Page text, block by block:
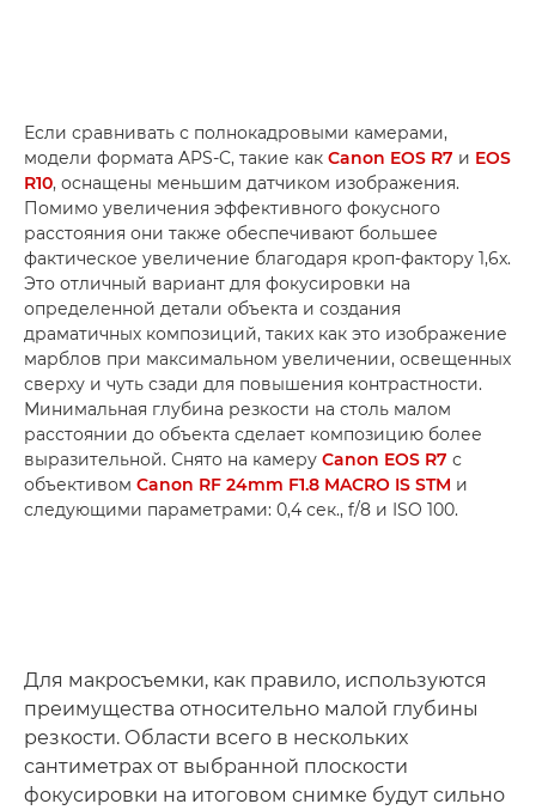
Если сравнивать с полнокадровыми камерами,
модели формата APS-C, такие как Canon EOS R7 и EOS
R10, оснащены меньшим датчиком изображения.
Помимо увеличения эффективного фокусного
расстояния они также обеспечивают большее
фактическое увеличение благодаря кроп-фактору 1,6x.
Это отличный вариант для фокусировки на
определенной детали объекта и создания
драматичных композиций, таких как это изображение
марблов при максимальном увеличении, освещенных
сверху и чуть сзади для повышения контрастности.
Минимальная глубина резкости на столь малом
расстоянии до объекта сделает композицию более
выразительной. Снято на камеру Canon EOS R7 с
объективом Canon RF 24mm F1.8 MACRO IS STM и
следующими параметрами: 0,4 сек., f/8 и ISO 100.
Для макросъемки, как правило, используются
преимущества относительно малой глубины
резкости. Области всего в нескольких
сантиметрах от выбранной плоскости
фокусировки на итоговом снимке будут сильно